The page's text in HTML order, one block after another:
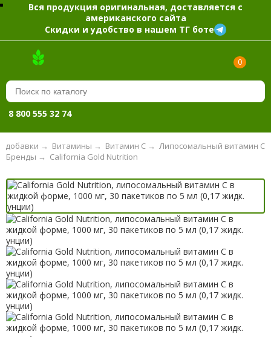
Вся продукция оригинальная, доставляется с
американского сайта
Скидки и удобство в нашем ТГ боте
0
8 800 555 32 74
добавки → Витамины → Витамин С → Липосомальный витамин С
California Gold Nutrition
Бренды →